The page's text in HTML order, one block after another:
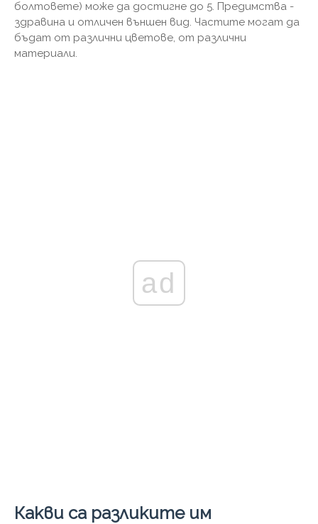
болтовете) може да достигне до 5. Предимства -
здравина и отличен външен вид. Частите могат да
бъдат от различни цветове, от различни
материали.
ad
Какви са разликите им